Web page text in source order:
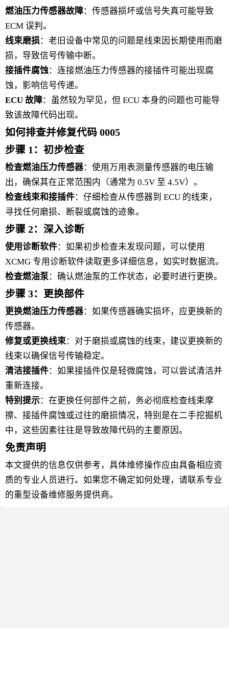
燃油压力传感器故障：传感器损坏或信号失真可能导致
ECM 误判。
线束磨损 ：老旧设备中常见的问题是线束因长期使用而磨
损，导致信号传输中断。
接插件腐蚀：连接燃油压力传感器的接插件可能出现腐
蚀，影响信号传递。
ECU 故障：虽然较为罕见，但 ECU 本身的问题也可能导
致该故障代码出现。
如何排查并修复代码 0005
步骤 1：初步检查
检查燃油压力传感器：使用万用表测量传感器的电压输
出，确保其在正常范围内（通常为 0.5V 至 4.5V）。
检查线束和接插件：仔细检查从传感器到 ECU 的线束，
寻找任何磨损、断裂或腐蚀的迹象。
步骤 2：深入诊断
使用诊断软件：如果初步检查未发现问题，可以使用
XCMG 专用诊断软件读取更多详细信息，如实时数据流。
检查燃油泵：确认燃油泵的工作状态，必要时进行更换。
步骤 3：更换部件
更换燃油压力传感器：如果传感器确实损坏，应更换新的
传感器。
修复或更换线束：对于磨损或腐蚀的线束，建议更换新的
线束以确保信号传输稳定。
清洁接插件：如果接插件仅是轻微腐蚀，可以尝试清洁并
重新连接。
特别提示：在更换任何部件之前，务必彻底检查线束摩
擦、接插件腐蚀或过往的磨损情况，特别是在二手挖掘机
中，这些因素往往是导致故障代码的主要原因。
免责声明
本文提供的信息仅供参考，具体维修操作应由具备相应资
质的专业人员进行。如果您不确定如何处理，请联系专业
的重型设备维修服务提供商。